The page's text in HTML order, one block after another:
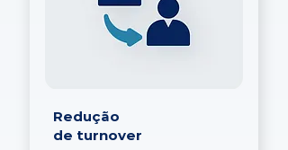
Redução
de turnover